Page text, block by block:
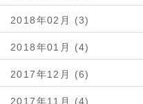
2018年02月 (3)
2018年01月 (4)
2017年12月 (6)
2017年11月 (4)